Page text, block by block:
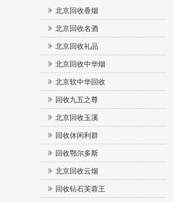
北京回收香烟
北京回收名酒
北京回收礼品
北京回收中华烟
北京软中华回收
回收九五之尊
北京回收玉溪
回收休闲利群
回收鄂尔多斯
北京回收云烟
回收钻石芙蓉王